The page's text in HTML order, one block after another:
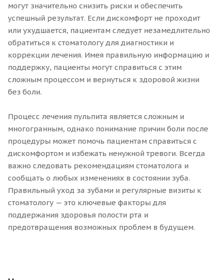
могут значительно снизить риски и обеспечить
успешный результат. Если дискомфорт не проходит
или ухудшается, пациентам следует незамедлительно
обратиться к стоматологу для диагностики и
коррекции лечения. Имея правильную информацию и
поддержку, пациенты могут справиться с этим
сложным процессом и вернуться к здоровой жизни
без боли.
Процесс лечения пульпита является сложным и
многогранным, однако понимание причин боли после
процедуры может помочь пациентам справиться с
дискомфортом и избежать ненужной тревоги. Всегда
важно следовать рекомендациям стоматолога и
сообщать о любых изменениях в состоянии зуба.
Правильный уход за зубами и регулярные визиты к
стоматологу — это ключевые факторы для
поддержания здоровья полости рта и
предотвращения возможных проблем в будущем.